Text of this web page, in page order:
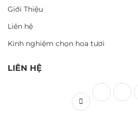
Giới Thiệu
Liên hệ
Kinh nghiệm chọn hoa tươi
LIÊN HỆ